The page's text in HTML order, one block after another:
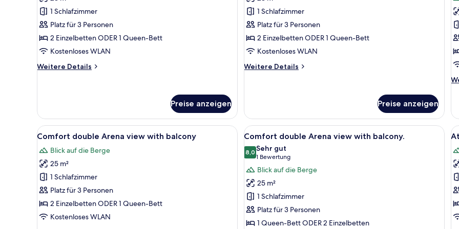
Comfort
Double
or
Twin
anzeigen
1 Schlafzimmer
Platz für 3 Personen
2 Einzelbetten ODER 1 Queen-Bett
Kostenloses WLAN
Weitere Details
Weitere
or
Twin
Room.
Preise anzeigen
Comfort-
Doppel-
oder
-
Balkon
1 Schlafzimmer
Platz für 3 Personen
2 Einzelbetten ODER 1 Queen-Bett
Kostenloses WLAN
Weitere Details
Weitere
oder
Zweibettzimmer,
Balkon
Preise anzeigen
or
Alle
Fotos
für
Comfort
double
Arena
view
with
Ein Hotelzimmer mit Bett, Schreibtisch, Stuhl, Nachttisch und einem Fenster mit Vorhängen.
8
Comfort double Arena view with balcony
Blick auf die Berge
25 m²
1 Schlafzimmer
Platz für 3 Personen
2 Einzelbetten ODER 1 Queen-Bett
Kostenloses WLAN
Alle
Fotos
für
Comfort
double
Arena
view
with
balcony.
Ein Hotelzimmer mit Bett,
7
Comfort double Arena view with balcony.
8,08,0 von 10
Sehr gut
1 Bewertung
(1
Bewertung)
Blick auf die Berge
25 m²
1 Schlafzimmer
Platz für 3 Personen
1 Queen-Bett ODER 2 Einzelbetten